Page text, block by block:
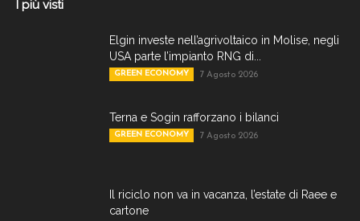
I più visti
Elgin investe nell’agrivoltaico in Molise, negli
USA parte l’impianto RNG di...
GREEN ECONOMY 7 Agosto 2026
Terna e Sogin rafforzano i bilanci
GREEN ECONOMY 7 Agosto 2026
Il riciclo non va in vacanza, l’estate di Raee e
cartone